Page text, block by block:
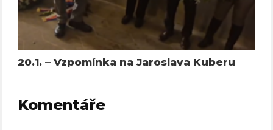
20.1. – Vzpomínka na Jaroslava Kuberu
Komentáře